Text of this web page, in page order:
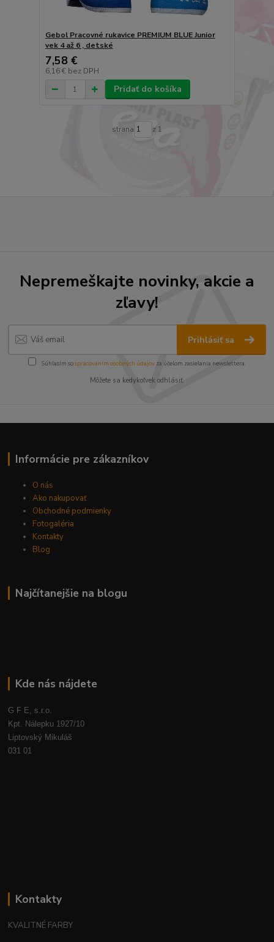
Gebol Pracovné rukavice PREMIUM BLUE Junior
vek 4 až 6 , detské
7,58 €
6,16 € bez DPH
Pridať do košíka
strana z 1
Nepremeškajte novinky, akcie a
zľavy!
Prihlásiť sa
Súhlasím sospracovaním osobných údajov za účelom zasielania newslettera.
Môžete sa kedykoľvek odhlásiť.
Informácie pre zákazníkov
O nás
Ako nakupovať
Obchodné podmienky
Fotogaléria
Kontakty
Blog
Najčítanejšie na blogu
Kde nás nájdete
G F E, s.r.o.
Kpt. Nálepku 1927/10
Liptovský Mikuláš
031 01
Kontakty
KVALITNÉ FARBY